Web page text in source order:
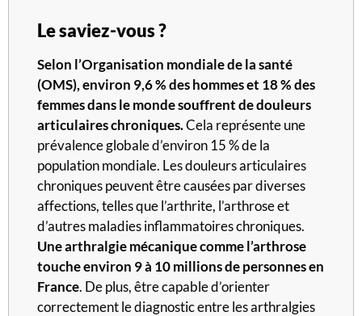
Le saviez-vous ?
Selon l’Organisation mondiale de la santé
(OMS), environ 9,6 % des hommes et 18 % des
femmes dans le monde souffrent de douleurs
articulaires chroniques.Cela représente une
prévalence globale d’environ 15 % de la
population mondiale. Les douleurs articulaires
chroniques peuvent être causées par diverses
affections, telles que l’arthrite, l’arthrose et
d’autres maladies inflammatoires chroniques.
Une arthralgie mécanique comme l’arthrose
touche environ 9 à 10 millions de personnes en
France. De plus, être capable d’orienter
correctement le diagnostic entre les arthralgies